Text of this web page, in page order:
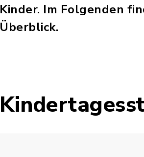
Kinder. Im Folgenden
Überblick.